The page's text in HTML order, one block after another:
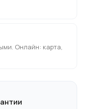
Онлайн: карта,